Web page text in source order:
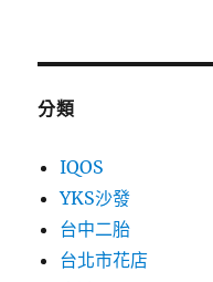
分類
IQOS
YKS沙發
台中二胎
台北市花店